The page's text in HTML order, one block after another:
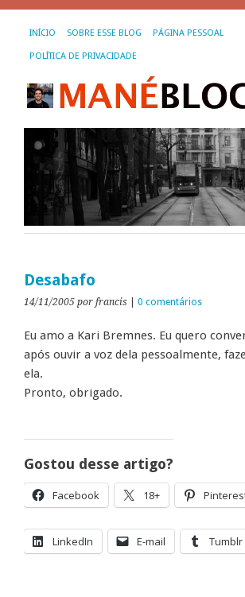
INÍCIO SOBRE ESSE BLOG PÁGINA PESSOAL
POLÍTICA DE PRIVACIDADE
Desabafo
14/11/2005 por francis 0 comentários
Eu amo a Kari Bremnes. Eu quero
após ouvir a voz dela pessoalmente,
ela.
Pronto, obrigado.
Gostou desse artigo?
Facebook 18+
LinkedIn E-mail Tumblr